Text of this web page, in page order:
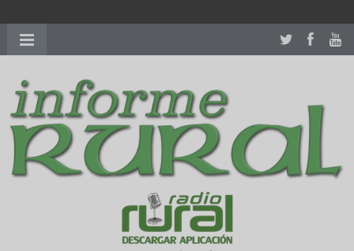
richardmillereplica
women.patekphilippe.tofor sale in usa recognized command with
dining room table ceremony. welcome to our
perfectwatches.is
shop. best youngsexdoll.comwith professional customer
services. 1: 1 design high
https://reallydiamond.com/